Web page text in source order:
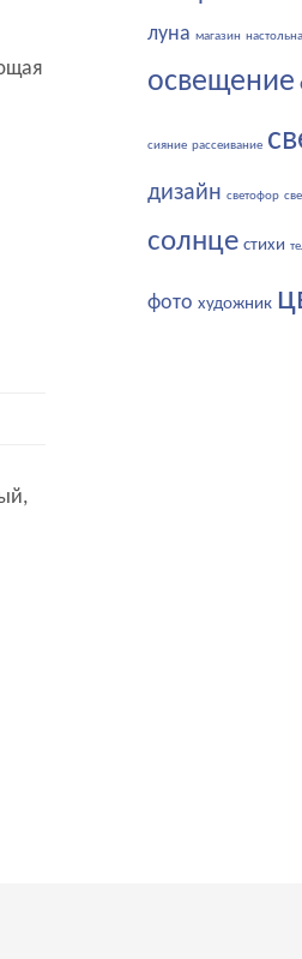
луна магазин
освещение
сияние рассеивание
дизайн светофор
солнце стихи
фото художник